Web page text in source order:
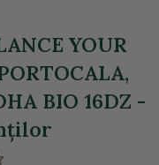
YOUR
BIO 16DZ -